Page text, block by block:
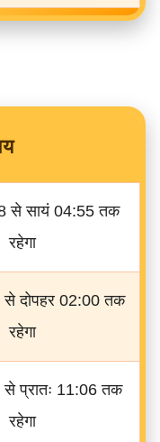
से सायं 04:55 तक
रहेगा
से दोपहर 02:00 तक
रहेगा
से प्रातः 11:06 तक
रहेगा